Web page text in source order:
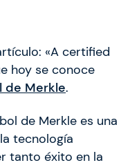
«A certified
hoy se conoce
de Merkle.
de Merkle es una
tecnología
tanto éxito en la